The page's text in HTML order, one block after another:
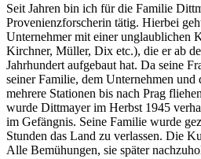
Seit Jahren bin ich für die Familie
Provenienzforscherin tätig. Hierbei
Unternehmer mit einer unglaublichen
Kirchner, Müller, Dix etc.), die er ab
Jahrhundert aufgebaut hat. Da seine
seiner Familie, dem Unternehmen und
mehrere Stationen bis nach Prag
wurde Dittmayer im Herbst 1945
im Gefängnis. Seine Familie wurde
Stunden das Land zu verlassen. Die
Alle Bemühungen, sie später